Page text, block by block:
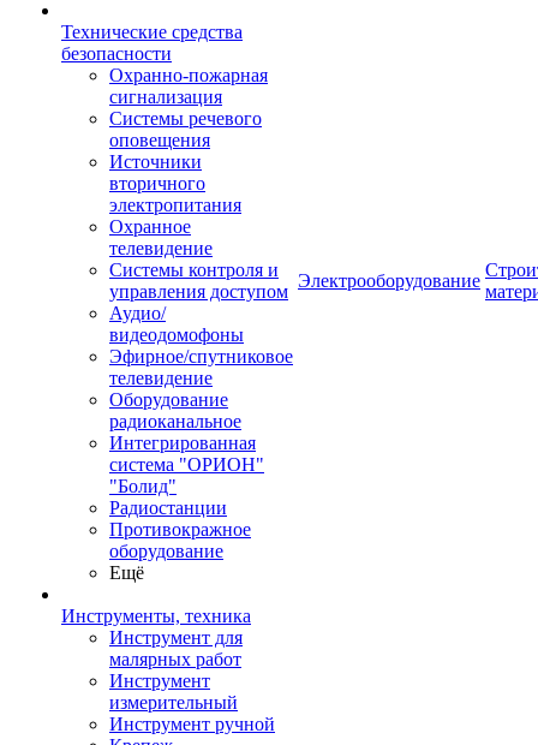
Технические средства
безопасности
Охранно-пожарная
сигнализация
Системы речевого
оповещения
Источники
вторичного
электропитания
Охранное
телевидение
Системы контроля и
управления доступом
Аудио/
видеодомофоны
Эфирное/спутниковое
телевидение
Оборудование
радиоканальное
Интегрированная
система "ОРИОН"
"Болид"
Радиостанции
Противокражное
оборудование
Ещё
Инструменты, техника
Инструмент для
малярных работ
Инструмент
измерительный
Инструмент ручной
Электрооборудование